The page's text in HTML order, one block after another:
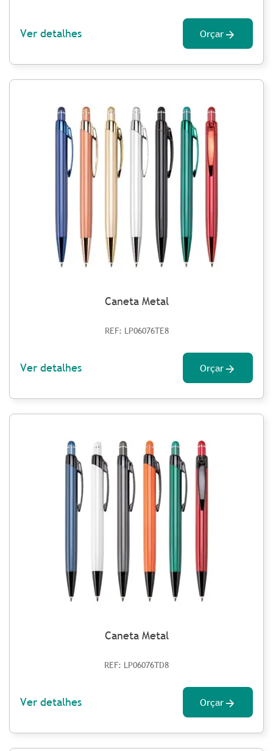
Ver detalhes Orçar
Caneta Metal
REF: LP06076TE8
Ver detalhes Orçar
Caneta Metal
REF: LP06076TD8
Ver detalhes Orçar